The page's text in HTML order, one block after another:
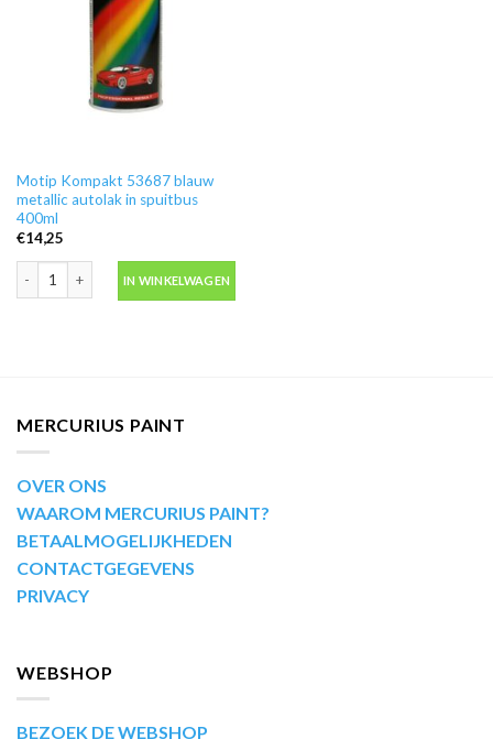
Motip Kompakt 53687 blauw
metallic autolak in spuitbus
400ml
€14,25
IN WINKELWAGEN
MERCURIUS PAINT
OVER ONS
WAAROM MERCURIUS PAINT?
BETAALMOGELIJKHEDEN
CONTACTGEGEVENS
PRIVACY
WEBSHOP
BEZOEK DE WEBSHOP